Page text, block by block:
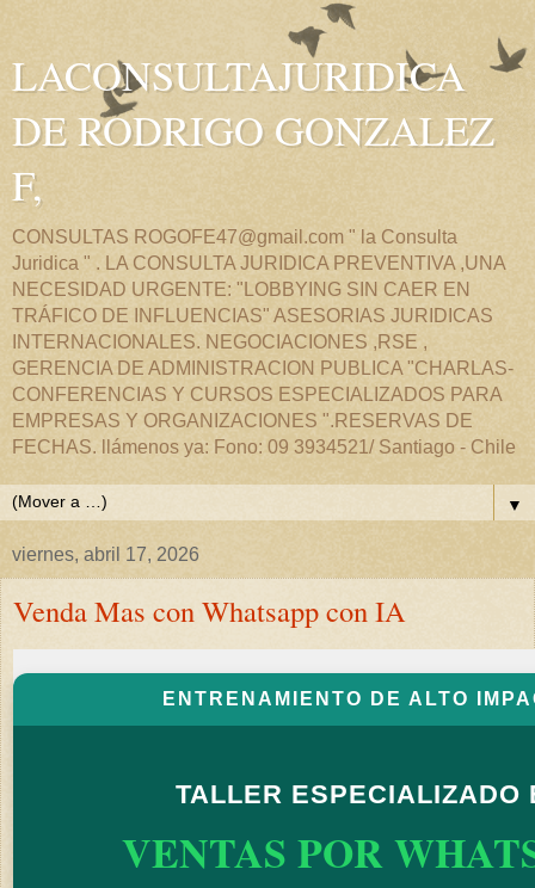
LACONSULTAJURIDICA
DE RODRIGO GONZALEZ
F,
CONSULTAS ROGOFE47@gmail.com " la Consulta
Juridica " . LA CONSULTA JURIDICA PREVENTIVA ,UNA
NECESIDAD URGENTE: "LOBBYING SIN CAER EN
TRÁFICO DE INFLUENCIAS" ASESORIAS JURIDICAS
INTERNACIONALES. NEGOCIACIONES ,RSE ,
GERENCIA DE ADMINISTRACION PUBLICA "CHARLAS-
CONFERENCIAS Y CURSOS ESPECIALIZADOS PARA
EMPRESAS Y ORGANIZACIONES ".RESERVAS DE
FECHAS. llámenos ya: Fono: 09 3934521/ Santiago - Chile
▼
viernes, abril 17, 2026
Venda Mas con Whatsapp con IA
ENTRENAMIENTO DE ALTO
TALLER ESPECIALIZADO
VENTAS POR